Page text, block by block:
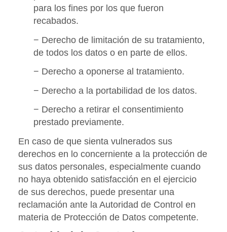
para los fines por los que fueron
recabados.
− Derecho de limitación de su tratamiento,
de todos los datos o en parte de ellos.
− Derecho a oponerse al tratamiento.
− Derecho a la portabilidad de los datos.
− Derecho a retirar el consentimiento
prestado previamente.
En caso de que sienta vulnerados sus
derechos en lo concerniente a la protección de
sus datos personales, especialmente cuando
no haya obtenido satisfacción en el ejercicio
de sus derechos, puede presentar una
reclamación ante la Autoridad de Control en
materia de Protección de Datos competente.